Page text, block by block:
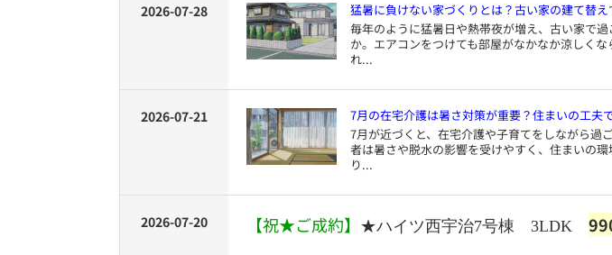
2026-07-28
猛暑に負けない家づくりとは？古い家の建て替
毎年のように猛暑日や熱帯夜が増え、古い家で
か。エアコンをつけても部屋がなかなか涼しく
れ...
2026-07-21
7月の在宅介護は暑さ対策が重要？住まいの工夫
7月が近づくと、在宅介護や子育てをしながら過
者は暑さや脱水の影響を受けやすく、住まいの
り...
2026-07-20 【祝★ご成約】 ★ハイツ西宇治7号棟 3LDK